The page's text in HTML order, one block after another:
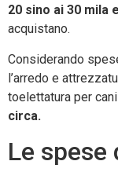
20 sino ai 30 mila
acquistano.
Considerando
l’arredo e
toelettatura per cani
circa.
Le spese